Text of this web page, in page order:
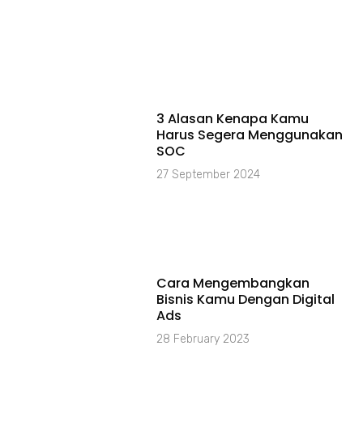
3 Alasan Kenapa Kamu
Harus Segera Menggunakan
SOC
27 September 2024
Cara Mengembangkan
Bisnis Kamu Dengan Digital
Ads
28 February 2023